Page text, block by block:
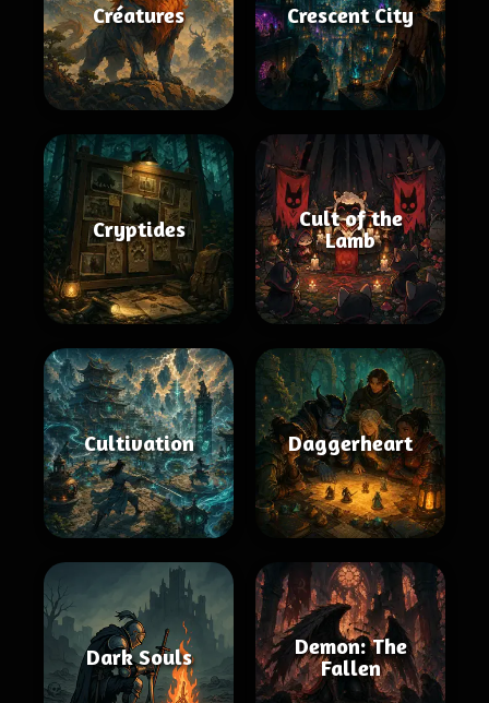
Créatures Crescent City
Cryptides
Cult of the
Lamb
Cultivation Daggerheart
Dark Souls
Demon: The
Fallen